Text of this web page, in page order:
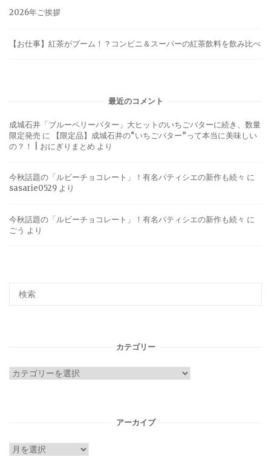
2026年ご挨拶
【お仕事】紅茶がブーム！？コンビニ＆スーパーの紅茶飲料を飲み比べ
最近のコメント
成城石井「ブルーベリーバター」大ヒットのいちごバターに続き、数量
限定発売 に
【限定品】成城石井の“いちごバター”って本当に美味しい
の？！ | おにぎりまとめ より
今秋話題の「ルビーチョコレート」！有名パティシエの新作も続々 に
sasarie0529 より
今秋話題の「ルビーチョコレート」！有名パティシエの新作も続々 に
ごう より
カテゴリー
カ
アーカイブ
ア